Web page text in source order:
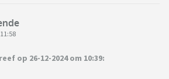
maar wil ik nu echt een relatie
heel lang verhaal geworden. Als je het
te lezen, bedankt! 😅
op 26-12-2024 om 10:39: